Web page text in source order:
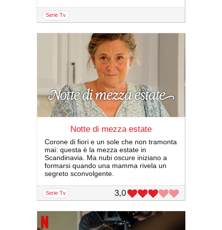
serie Tv
Notte di mezza estate
Corone di fiori e un sole che non tramonta
mai: questa è la mezza estate in
Scandinavia. Ma nubi oscure iniziano a
formarsi quando una mamma rivela un
segreto sconvolgente.
serie Tv 3,0